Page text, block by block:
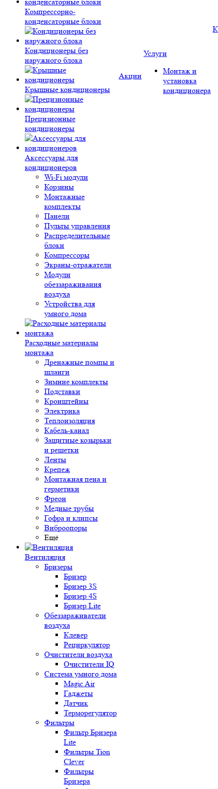
Компрессорно-
конденсаторные блоки
Кондиционеры без
наружного блока
Крышные кондиционеры
Прецизионные
кондиционеры
Аксессуары для
кондиционеров
Wi-Fi модули
Корзины
Монтажные
комплекты
Панели
Пульты управления
Распределительные
блоки
Компрессоры
Экраны-отражатели
Модули
обеззараживания
воздуха
Устройства для
умного дома
Расходные материалы
монтажа
Дренажные помпы и
шланги
Зимние комплекты
Подставки
Кронштейны
Электрика
Теплоизоляция
Кабель-канал
Защитные козырьки
и решетки
Ленты
Крепеж
Монтажная пена и
герметики
Фреон
Медные трубы
Гофра и клипсы
Виброопоры
Ещё
Вентиляция
Бризеры
Бризер
Бризер 3S
Бризер 4S
Бризер Lite
Обеззараживатели
воздуха
Клевер
Рециркулятор
Очистители воздуха
Очистители IQ
Система умного дома
Magic Air
Гаджеты
Датчик
Терморегулятор
Фильтры
Фильтр Бризера
Lite
Фильтры Tion
Clever
Фильтры
Бризера
Акции
Услуги
Монтаж и
установка
кондиционера